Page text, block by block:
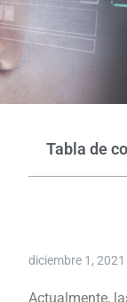
Tabla de
diciembre 1, 2021
Actualmente,